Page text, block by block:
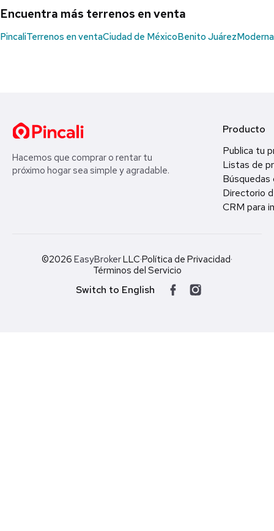
Encuentra más terrenos en venta
PincaliTerrenos en ventaCiudad de MéxicoBenito JuárezModerna
Hacemos que comprar o rentar tu
próximo hogar sea simple y agradable.
Producto
Publica tu
Listas de
Búsquedas
Directorio
CRM para
©2026 EasyBrokerLLC·Política de Privacidad·
Términos del Servicio
Switch to English